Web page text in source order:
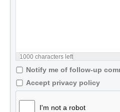
1000 characters left
Notify me of follow-up
Accept privacy policy
I'm not a robot